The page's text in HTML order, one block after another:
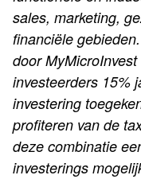
sales, marketing,
financiële
door
investeerders 15%
investering
profiteren van de
deze combinatie
investerings